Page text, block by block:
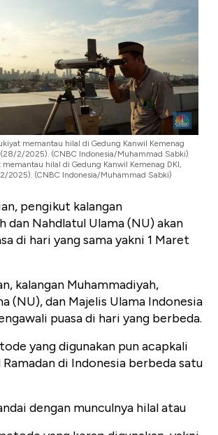
memantau hilal di Gedung Kanwil Kemenag
(28/2/2025). (CNBC Indonesia/Muhammad Sabki)
hilal di Gedung Kanwil Kemenag DKI,
2025). (CNBC Indonesia/Muhammad Sabki)
pengikut kalangan
dan Nahdlatul Ulama (NU) akan
di hari yang sama yakni 1 Maret
kalangan Muhammadiyah,
(NU), dan Majelis Ulama Indonesia
puasa di hari yang berbeda.
yang digunakan pun acapkali
di Indonesia berbeda satu
dengan munculnya hilal atau